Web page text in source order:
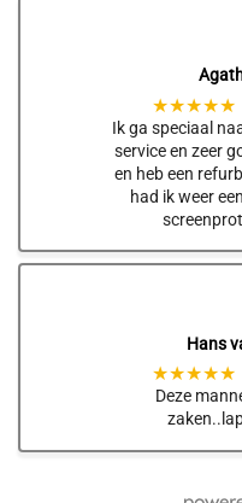
★★★★★
Ik ga speciaal
service en zeer
en heb een
had ik weer
Hans
★★★★★
Deze